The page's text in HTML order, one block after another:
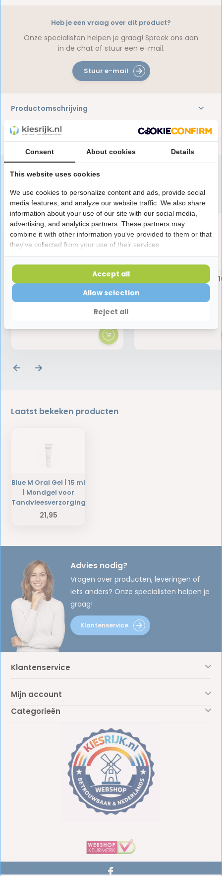
Productomschrijving
Reviews
Heb je een vraag over dit product?
Onze specialisten helpen je graag! Spreek ons aan
in de chat of stuur een e-mail.
Stuur e-mail
Speciaal aanbevolen voor jou
Lactona Aften Care - 15 ml GUM AftaClear Gel |
Laatst bekeken producten
Blue M Oral Gel | 15 ml
| Mondgel voor
Tandvleesverzorging
21,95
Advies nodig?
Vragen over producten, leveringen of
iets anders? Onze specialisten helpen je
graag!
Klantenservice
Klantenservice
Mijn account
Categorieën
Consent About cookies Details
This website uses cookies
We use cookies to personalize content and ads, provide social
media features, and analyze our website traffic. We also share
information about your use of our site with our social media,
advertising, and analytics partners. These partners may
combine it with other information you've provided to them or that
they've collected from your use of their services.
Reject all
Allow selection
Accept all